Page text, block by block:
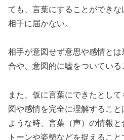
ても、言葉にすることができな
相手に届かない。
相手が意図せず意思や感情と
合や、意図的に嘘をついている
また、仮に言葉にできたとし
図や感情を完全に理解するこ
ような時、言葉（声）の情報
トーンや姿勢などを捉えるこ